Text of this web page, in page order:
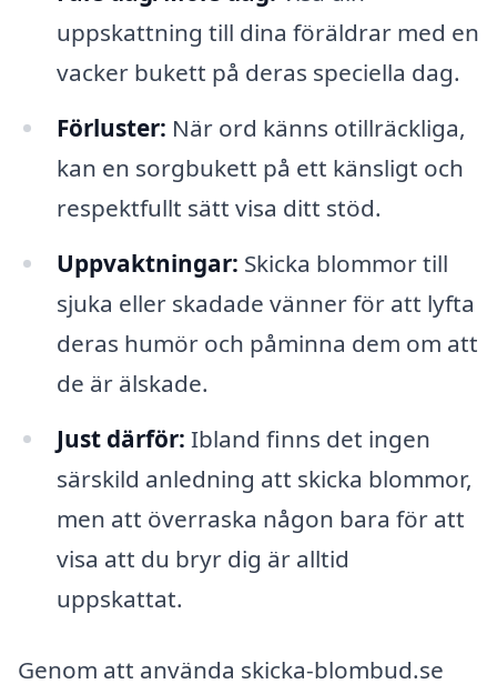
uppskattning till dina föräldrar med en
vacker bukett på deras speciella dag.
Förluster: När ord känns otillräckliga,
kan en sorgbukett på ett känsligt och
respektfullt sätt visa ditt stöd.
Uppvaktningar: Skicka blommor till
sjuka eller skadade vänner för att lyfta
deras humör och påminna dem om att
de är älskade.
Just därför: Ibland finns det ingen
särskild anledning att skicka blommor,
men att överraska någon bara för att
visa att du bryr dig är alltid
uppskattat.
Genom att använda skicka-blombud.se